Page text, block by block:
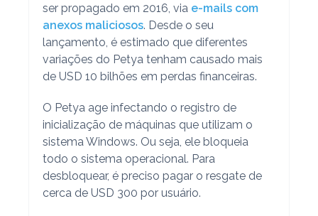
ser propagado em 2016, via e-mails com
anexos maliciosos. Desde o seu
lançamento, é estimado que diferentes
variações do Petya tenham causado mais
de USD 10 bilhões em perdas financeiras.
O Petya age infectando o registro de
inicialização de máquinas que utilizam o
sistema Windows. Ou seja, ele bloqueia
todo o sistema operacional. Para
desbloquear, é preciso pagar o resgate de
cerca de USD 300 por usuário.